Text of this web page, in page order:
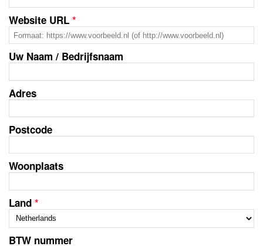
Website URL *
Uw Naam / Bedrijfsnaam
Adres
Postcode
Woonplaats
Land *
BTW nummer